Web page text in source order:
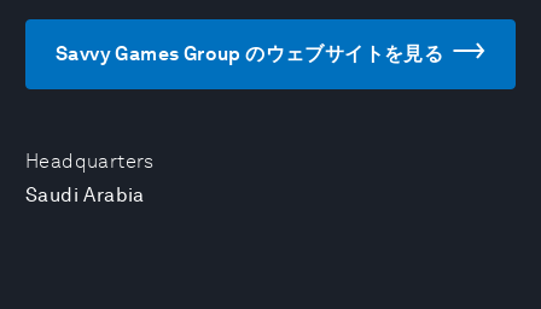
Headquarters
Saudi Arabia
Savvy Games Group のウェブサイトを見る